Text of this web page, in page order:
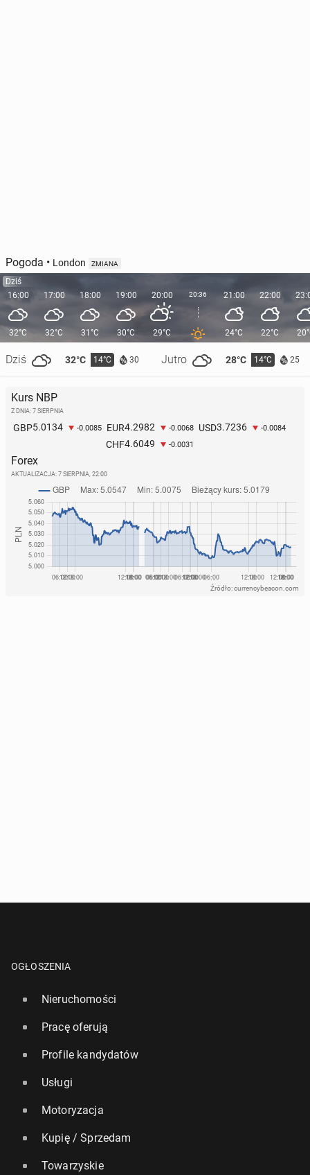
Pogoda • London ZMIANA
Dziś
16:00
32°C
Dziś 32°C 14°C 30 Jutro 28°C 14°C 25
17:00
32°C
18:00
31°C
19:00
30°C
20:00
29°C
20:36 21:00
24°C
22:00
22°C
Kurs NBP
Z DNIA: 7 SIERPNIA
GBP5.0134 -0.0085 EUR4.2982 -0.0068 USD3.7236 -0.0084
CHF4.6049 -0.0031
Forex
AKTUALIZACJA: 7 SIERPNIA, 22:00
Źródło: currencybeacon.com
OGŁOSZENIA
Nieruchomości
Pracę oferują
Profile kandydatów
Usługi
Motoryzacja
Kupię / Sprzedam
Towarzyskie